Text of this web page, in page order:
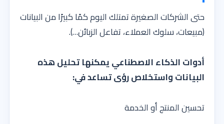
حتى الشركات الصغيرة تمتلك اليوم كمًا كبيرًا من البيانات
(مبيعات، سلوك العملاء، تفاعل الزبائن…).
أدوات الذكاء الاصطناعي يمكنها تحليل هذه
البيانات واستخلاص رؤى تساعد في:
تحسين المنتج أو الخدمة